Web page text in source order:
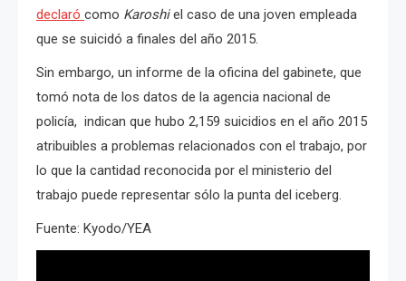
declaró como Karoshiel caso de una joven empleada
que se suicidó a finales del año 2015.
Sin embargo, un informe de la oficina del gabinete, que
tomó nota de los datos de la agencia nacional de
policía, indican que hubo 2,159 suicidios en el año 2015
atribuibles a problemas relacionados con el trabajo, por
lo que la cantidad reconocida por el ministerio del
trabajo puede representar sólo la punta del iceberg.
Fuente: Kyodo/YEA